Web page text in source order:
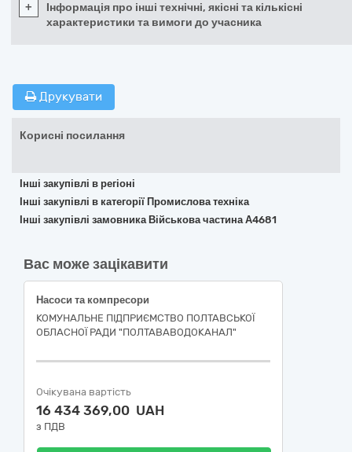
+
Інформація про інші технічні, якісні та кількісні
характеристики та вимоги до учасника
Друкувати
Корисні посилання
Інші закупівлі в регіоні
Інші закупівлі в категорії Промислова техніка
Інші закупівлі замовника Військова частина А4681
Вас може зацікавити
Насоси та компресори
КОМУНАЛЬНЕ ПІДПРИЄМСТВО ПОЛТАВСЬКОЇ
ОБЛАСНОЇ РАДИ "ПОЛТАВАВОДОКАНАЛ"
Очікувана вартість
16 434 369,00 UAH
з ПДВ